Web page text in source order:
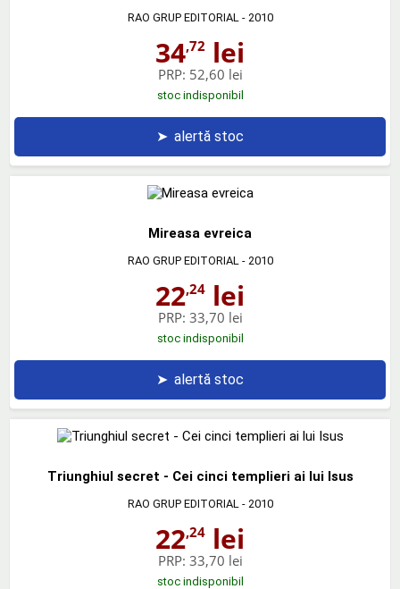
RAO GRUP EDITORIAL - 2010
34,72 lei
PRP: 52,60 lei
stoc indisponibil
➤ alertă stoc
Mireasa evreica
RAO GRUP EDITORIAL - 2010
22,24 lei
PRP: 33,70 lei
stoc indisponibil
➤ alertă stoc
Triunghiul secret - Cei cinci templieri ai lui Isus
RAO GRUP EDITORIAL - 2010
22,24 lei
PRP: 33,70 lei
stoc indisponibil